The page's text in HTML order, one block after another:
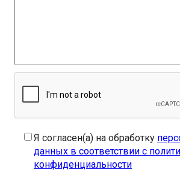
Я согласен(а) на обработку
данных в соответствии с
конфиденциальности